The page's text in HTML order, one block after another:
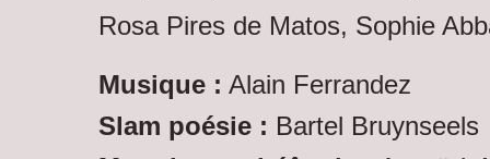
Rosa Pires de Matos, Sophie
Musique : Alain Ferrandez
Slam poésie : Bartel Bruynseels